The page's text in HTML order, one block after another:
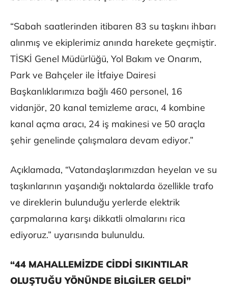
“Sabah saatlerinden itibaren 83 su taşkını ihbarı
alınmış ve ekiplerimiz anında harekete geçmiştir.
TİSKİ Genel Müdürlüğü, Yol Bakım ve Onarım,
Park ve Bahçeler ile İtfaiye Dairesi
Başkanlıklarımıza bağlı 460 personel, 16
vidanjör, 20 kanal temizleme aracı, 4 kombine
kanal açma aracı, 24 iş makinesi ve 50 araçla
şehir genelinde çalışmalara devam ediyor.”
Açıklamada, “Vatandaşlarımızdan heyelan ve su
taşkınlarının yaşandığı noktalarda özellikle trafo
ve direklerin bulunduğu yerlerde elektrik
çarpmalarına karşı dikkatli olmalarını rica
ediyoruz.” uyarısında bulunuldu.
“44 MAHALLEMİZDE CİDDİ SIKINTILAR
OLUŞTUĞU YÖNÜNDE BİLGİLER GELDİ”